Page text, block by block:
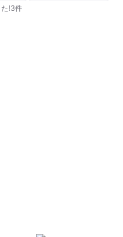
もう行かないです。
!3件